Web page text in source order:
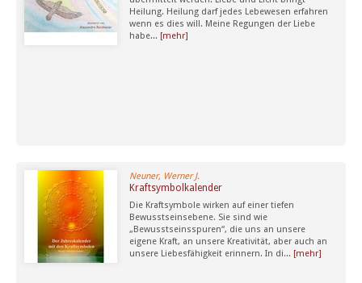
Heilung. Heilung darf jedes Lebewesen erfahren
wenn es dies will. Meine Regungen der Liebe
habe... [mehr]
Neuner, Werner J.
Kraftsymbolkalender
Die Kraftsymbole wirken auf einer tiefen
Bewusstseinsebene. Sie sind wie
„Bewusstseinsspuren“, die uns an unsere
eigene Kraft, an unsere Kreativität, aber auch an
unsere Liebesfähigkeit erinnern. In di... [mehr]